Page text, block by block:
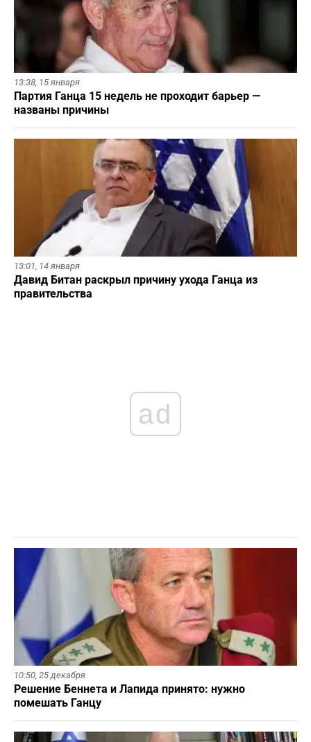
13:38, 15 января
Партия Ганца 15 недель не проходит барьер —
названы причины
13:01, 14 января
Давид Битан раскрыл причину ухода Ганца из
правительства
ad
10:50, 25 декабря
Решение Беннета и Лапида принято: нужно
помешать Ганцу